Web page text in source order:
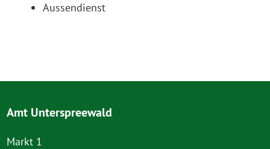
Aussendienst
Amt Unterspreewald
Markt 1